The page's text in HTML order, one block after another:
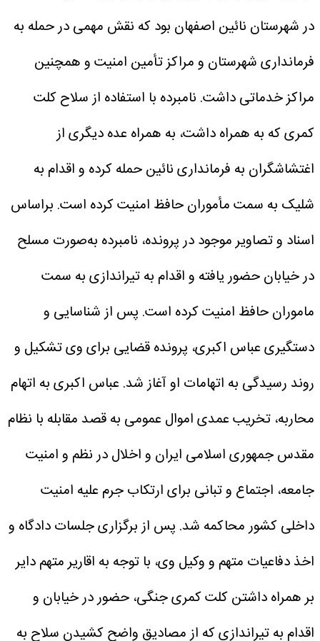
در شهرستان نائین اصفهان بود که نقش مهمی در حمله به
فرمانداری شهرستان و مراکز تأمین امنیت و همچنین
مراکز خدماتی داشت. نامبرده با استفاده از سلاح کلت
کمری که به همراه داشت، به همراه عده دیگری از
اغتشاشگران به فرمانداری نائین حمله کرده و اقدام به
شلیک به سمت مأموران حافظ امنیت کرده است. براساس
اسناد و تصاویر موجود در پرونده، نامبرده به‌صورت مسلح
در خیابان حضور یافته و اقدام به تیراندازی به سمت
ماموران حافظ امنیت کرده است. پس از شناسایی و
دستگیری عباس اکبری، پرونده قضایی برای وی تشکیل و
روند رسیدگی به اتهامات او آغاز شد. عباس اکبری به اتهام
محاربه، تخریب عمدی اموال عمومی به قصد مقابله با نظام
مقدس جمهوری اسلامی ایران و اخلال در نظم و امنیت
جامعه، اجتماع و تبانی برای ارتکاب جرم علیه امنیت
داخلی کشور محاکمه شد. پس از برگزاری جلسات دادگاه و
اخذ دفاعیات متهم و وکیل وی، با توجه به اقاریر متهم دایر
بر همراه داشتن کلت کمری جنگی، حضور در خیابان و
اقدام به تیراندازی که از مصادیق واضح کشیدن سلاح به